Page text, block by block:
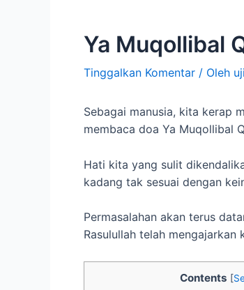
Ya Muqollibal
Tinggalkan Komentar / Oleh
Sebagai manusia, kita kerap
membaca doa Ya Muqollibal
Hati kita yang sulit
kadang tak sesuai dengan
Permasalahan akan terus
Rasulullah telah
Contents [